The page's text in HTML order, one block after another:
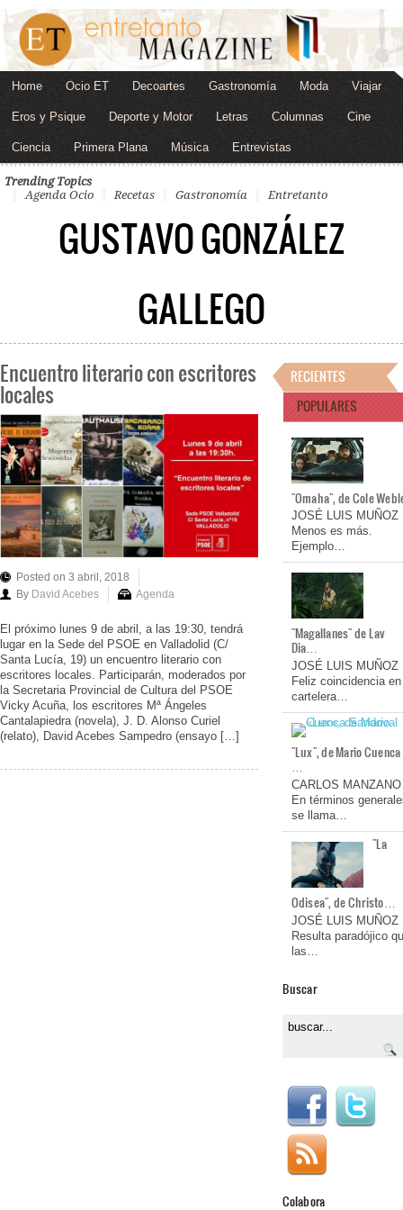
Home Ocio ET Decoartes Gastronomía Moda Viajar
Eros y Psique Deporte y Motor Letras Columnas Cine
Ciencia Primera Plana Música Entrevistas
Trending Topics
Agenda Ocio
Recetas Gastronomía Entretanto
GUSTAVO GONZÁLEZ
GALLEGO
Encuentro literario con escritores
locales
Posted on 3 abril, 2018
By David Acebes Agenda
El próximo lunes 9 de abril, a las 19:30, tendrá
lugar en la Sede del PSOE en Valladolid (C/
Santa Lucía, 19) un encuentro literario con
escritores locales. Participarán, moderados por
la Secretaria Provincial de Cultura del PSOE
Vicky Acuña, los escritores Mª Ángeles
Cantalapiedra (novela), J. D. Alonso Curiel
(relato), David Acebes Sampedro (ensayo […]
RECIENTES
POPULARES
"Omaha", de Cole
JOSÉ LUIS MUÑOZ
Menos es más.
Ejemplo…
"Magallanes" de Lav
Dia…
JOSÉ LUIS MUÑOZ
Feliz coincidencia en
cartelera…
"Lux", de Mario Cuenca
…
CARLOS MANZANO
En términos
se llama…
"La
Odisea", de Christo…
JOSÉ LUIS MUÑOZ
Resulta paradójico
las…
Buscar
Colabora